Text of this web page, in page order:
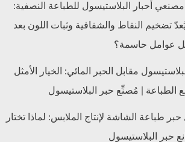
مصنعي أحبار البلاستيسول للطباعة النصفية:
يُعدّ تضخيم النقاط والشفافية وثبات اللون بعد
عوامل حاسمة؟
مقابل الحبر المائي: الخيار الأمثل
الطباعة | مُصنِّع حبر البلاستيسول
طباعة الشاشة لإنتاج الملابس: لماذا تختار
حبر البلاستيسول